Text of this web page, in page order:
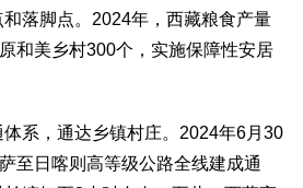
落脚点。2024年，西藏粮食产量
和美乡村300个，实施保障性安居
，通达乡镇村庄。2024年6月30
至日喀则高等级公路全线建成通